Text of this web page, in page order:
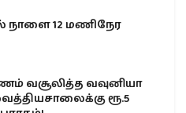
நாளை 12 மணிநேர
வசூலித்த வவுனியா
ரூ.5